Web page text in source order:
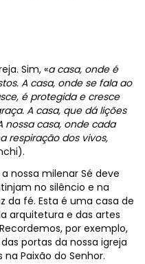
Sim, «a casa, onde é
A casa, onde se fala ao
é protegida e cresce
A casa, que dá lições
nossa casa, onde cada
respiração dos vivos,
nossa milenar Sé deve
no silêncio e na
da fé. Esta é uma casa de
arquitetura e das artes
por exemplo,
portas da nossa igreja
Paixão do Senhor.